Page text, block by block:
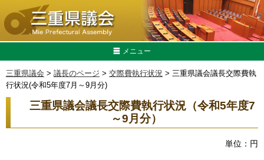
メニュー
三重県議会 > 議長のページ > 交際費執行状況 > 三重県議会議長交際費執
行状況(令和5年度7月～9月分)
三重県議会議長交際費執行状況（令和5年度7
～9月分）
単位：円